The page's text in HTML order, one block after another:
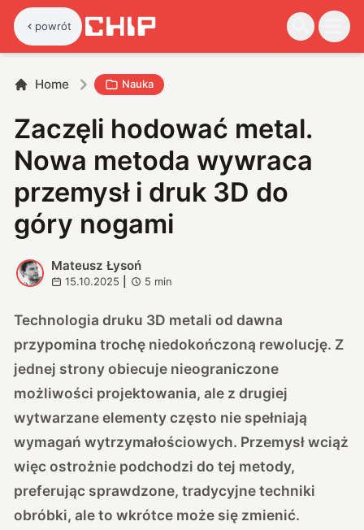
powrót
Home Nauka
Zaczęli hodować metal.
Nowa metoda wywraca
przemysł i druk 3D do
góry nogami
M
Mateusz Łysoń
15.10.2025 5 min
Technologia druku 3D metali od dawna
przypomina trochę niedokończoną rewolucję. Z
jednej strony obiecuje nieograniczone
możliwości projektowania, ale z drugiej
wytwarzane elementy często nie spełniają
wymagań wytrzymałościowych. Przemysł wciąż
więc ostrożnie podchodzi do tej metody,
preferując sprawdzone, tradycyjne techniki
obróbki, ale to wkrótce może się zmienić.